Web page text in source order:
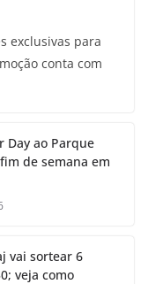
exclusivas para
conta com
Day ao Parque
de semana em
vai sortear 6
veja como